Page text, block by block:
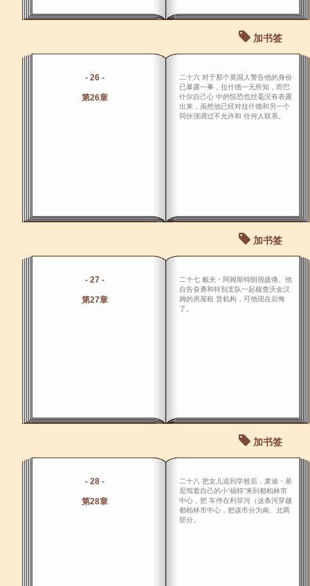
加书签
- 26 -
第26章
二十六 对于那个英国人警告他的身份
已暴露一事，拉什德一无所知，而巴
什尔自己心 中的惊恐也丝毫没有表露
出来，虽然他已经对拉什德和另一个
同伙强调过不允许和 任何人联系。
加书签
- 27 -
第27章
二十七 戴夫・阿姆斯特朗很疲倦。他
自告奋勇和特别支队一起核查沃金汉
姆的房屋租 赁机构，可他现在后悔
了。
加书签
- 28 -
第28章
二十八 把女儿送到学校后，麦迪・基
尼驾着自己的小“福特”来到都柏林市
中心，把 车停在利菲河（这条河穿越
都柏林市中心，把该市分为南、北两
部分。